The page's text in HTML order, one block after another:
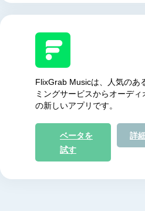
FlixGrab Musicは、人気のあ
ミングサービスからオーデ
の新しいアプリです。
ベータを
試す
詳